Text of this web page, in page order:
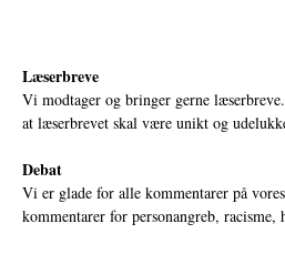
Læserbreve
Vi modtager og bringer gerne
at læserbrevet skal være unikt og
Debat
Vi er glade for alle kommentarer på
kommentarer for personangreb,